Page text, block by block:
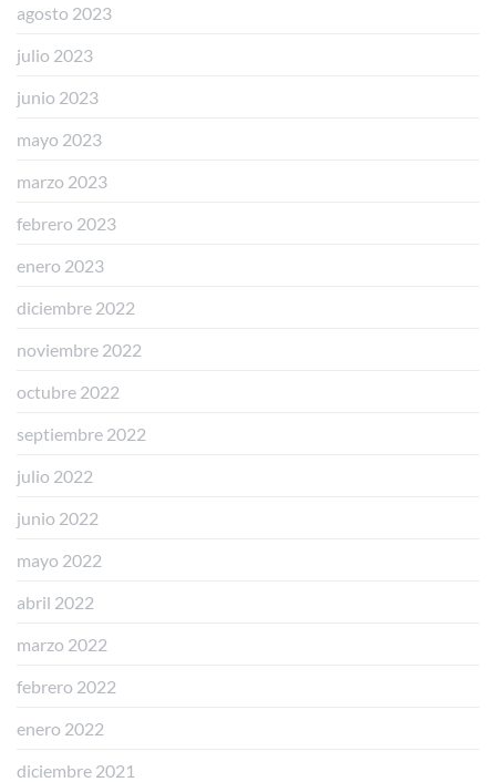
agosto 2023
julio 2023
junio 2023
mayo 2023
marzo 2023
febrero 2023
enero 2023
diciembre 2022
noviembre 2022
octubre 2022
septiembre 2022
julio 2022
junio 2022
mayo 2022
abril 2022
marzo 2022
febrero 2022
enero 2022
diciembre 2021